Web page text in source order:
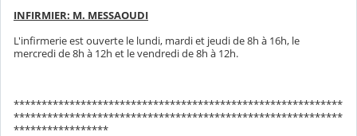
INFIRMIER: M. MESSAOUDI
L'infirmerie est ouverte le lundi, mardi et jeudi de 8h à 16h, le
mercredi de 8h à 12h et le vendredi de 8h à 12h.
***********************************************************
***********************************************************
*****************